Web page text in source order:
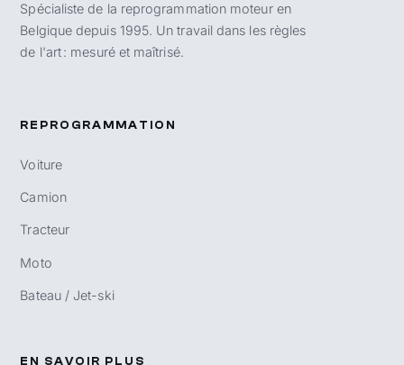
Spécialiste de la reprogrammation moteur en
Belgique depuis 1995. Un travail dans les règles
de l'art : mesuré et maîtrisé.
REPROGRAMMATION
Voiture
Camion
Tracteur
Moto
Bateau / Jet-ski
EN SAVOIR PLUS